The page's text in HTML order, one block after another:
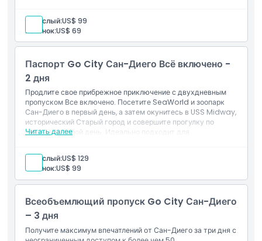
Как воспользоваться
Политика отмены
прибрежному портовому заливу. Идеально для
насыщенного дня осмотра достопримечательностей и
городских прогулок.
Включено
Вход в: более 50 мероприятий Сан-Диего
Цифровой гид с информацией о
Взрослый:US$ 99
Ребенок:US$ 69
Паспорт Go City Сан-Диего Всё включено -
2 дня
Продлите свое прибрежное приключение с двухдневным
пропуском Все включено. Посетите SeaWorld и зоопарк
Сан-Диего в первый день, а затем окунитесь в USS Midway,
исторический Старый город и совершите прогулку по
гавані во второй день. Идеально подходит для
пропуска каких-либо достопримечательностей из списка
желаний.
Читать далее
Включено
Двухдневный пропуск на достопримечательности
Посещение: более 50 активностей Сан-Диего
Цифровой гид с информацией о
достопримечательностях и инструкциями.
Взрослый:US$ 129
Ребенок:US$ 99
Всеобъемлющий пропуск Go City Сан-Диего
– 3 дня
Получите максимум впечатлений от Сан-Диего за три дня с